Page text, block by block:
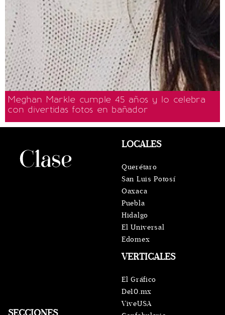
Meghan Markle cumple 45 años y lo celebra
con divertidas fotos en bañador
VERTICALES
El Gráfico
De10.mx
ViveUSA
LOCALES
Querétaro
San Luis Potosí
Oaxaca
Puebla
Hidalgo
El Universal
Edomex